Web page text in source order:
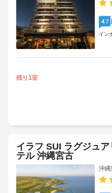
4.7
イン
残り1室
イラフ SUI ラグジュ
テル 沖縄宮古
沖